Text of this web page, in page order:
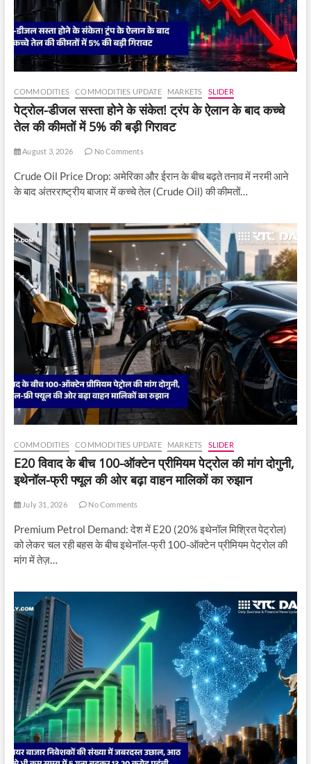
COMMODITIES COMMODITIES UPDATE MARKETS SLIDER
पेट्रोल-डीजल सस्ता होने के संकेत! ट्रंप के ऐलान के बाद कच्चे
तेल की कीमतों में 5% की बड़ी गिरावट
August 3, 2026 No Comments
Crude Oil Price Drop: अमेरिका और ईरान के बीच बढ़ते तनाव में नरमी आने
के बाद अंतरराष्ट्रीय बाजार में कच्चे तेल (Crude Oil) की कीमतों…
COMMODITIES COMMODITIES UPDATE MARKETS SLIDER
E20 विवाद के बीच 100-ऑक्टेन प्रीमियम पेट्रोल की मांग दोगुनी,
इथेनॉल-फ्री फ्यूल की ओर बढ़ा वाहन मालिकों का रुझान
July 31, 2026 No Comments
Premium Petrol Demand: देश में E20 (20% इथेनॉल मिश्रित पेट्रोल)
को लेकर चल रही बहस के बीच इथेनॉल-फ्री 100-ऑक्टेन प्रीमियम पेट्रोल की
मांग में तेज़…